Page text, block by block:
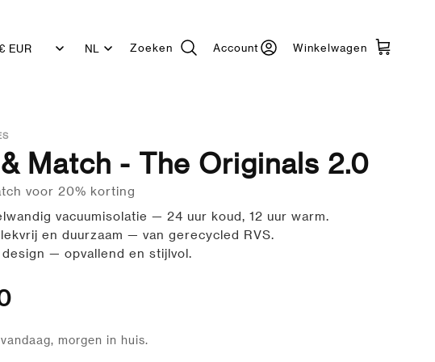
Land/Regio Taal
Zoeken Account Winkelwagen
Match - The Originals 2.0
voor 20% korting
vacuumisolatie — 24 uur koud, 12 uur warm.
en duurzaam — van gerecycled RVS.
design — opvallend en stijlvol.
morgen in huis.